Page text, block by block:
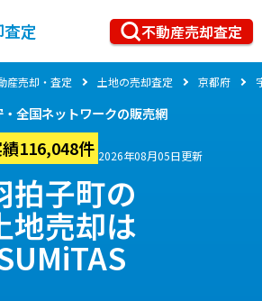
定 不動産売却査定
産売却・査定 土地の売却査定 京都府
全国ネットワークの販売網
116,048件 2026年08月05日更新
拍子町の
地売却は